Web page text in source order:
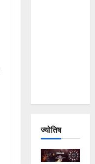
ज्योतिष